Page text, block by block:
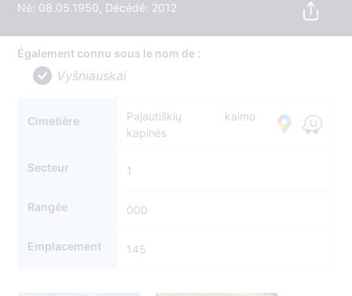
Né: 08.05.1950, Décédé: 2012
Également connu sous le nom de :
Vyšniauskai
Cimetière
Pajautiškių kaimo
kapinės
Secteur 1
Rangée 000
Emplacement 145